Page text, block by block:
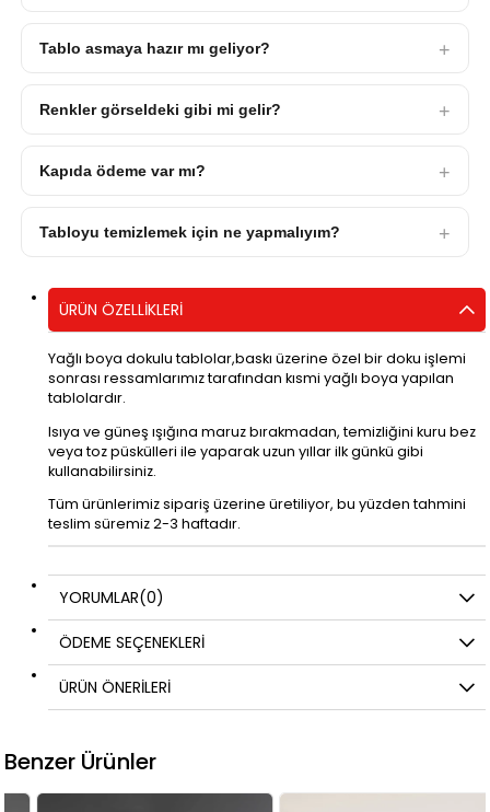
Tablo asmaya hazır mı geliyor?
Renkler görseldeki gibi mi gelir?
Kapıda ödeme var mı?
Tabloyu temizlemek için ne yapmalıyım?
ÜRÜN ÖZELLIKLERI
Yağlı boya dokulu tablolar,baskı üzerine özel bir doku işlemi
sonrası ressamlarımız tarafından kısmi yağlı boya yapılan
tablolardır.
Isıya ve güneş ışığına maruz bırakmadan, temizliğini kuru bez
veya toz püskülleri ile yaparak uzun yıllar ilk günkü gibi
kullanabilirsiniz.
Tüm ürünlerimiz sipariş üzerine üretiliyor, bu yüzden tahmini
teslim süremiz 2-3 haftadır.
YORUMLAR(0)
ÖDEME SEÇENEKLERI
ÜRÜN ÖNERILERI
Benzer Ürünler